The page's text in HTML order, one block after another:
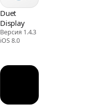
Duet
Display
Версия 1.4.3
iOS 8.0